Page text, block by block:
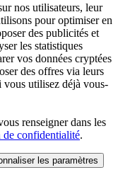
nos utilisateurs, leur
pour optimiser en
des publicités et
les statistiques
vos données cryptées
des offres via leurs
utilisez déjà vous-
renseigner dans les
de confidentialité.
les paramètres